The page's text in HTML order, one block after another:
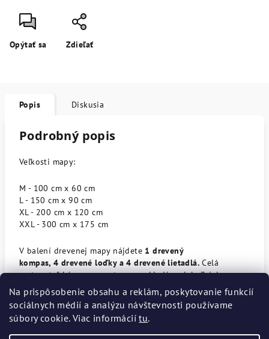
Na prispôsobenie obsahu a reklám, poskytovanie funkcií
sociálnych médií a analýzu návštevnosti používame
súbory cookie. Viac informáciítu.
Opýtať sa Zdieľať
Popis Diskusia
Podrobný popis
Veľkosti mapy:
M - 100 cm x 60 cm
L - 150 cm x 90 cm
XL - 200 cm x 120 cm
XXL - 300 cm x 175 cm
V balení drevenej mapy nájdete 1 drevený
kompas, 4 drevené loďky a 4 drevené lietadlá. Celá
cestovateľská mapa na stenu sa skladá z niekoľkých
drevených
častí , ktoré sa dajú na milimeter
presne spojiť. Je to ako jednoduché puzzle.